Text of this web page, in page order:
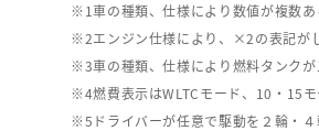
車の種類、仕様により数値が複数
エンジン仕様により、×2の表記が
車の種類、仕様により燃料タンク
燃費表示はWLTCモード、10・15
ドライバーが任意で駆動を２輪・